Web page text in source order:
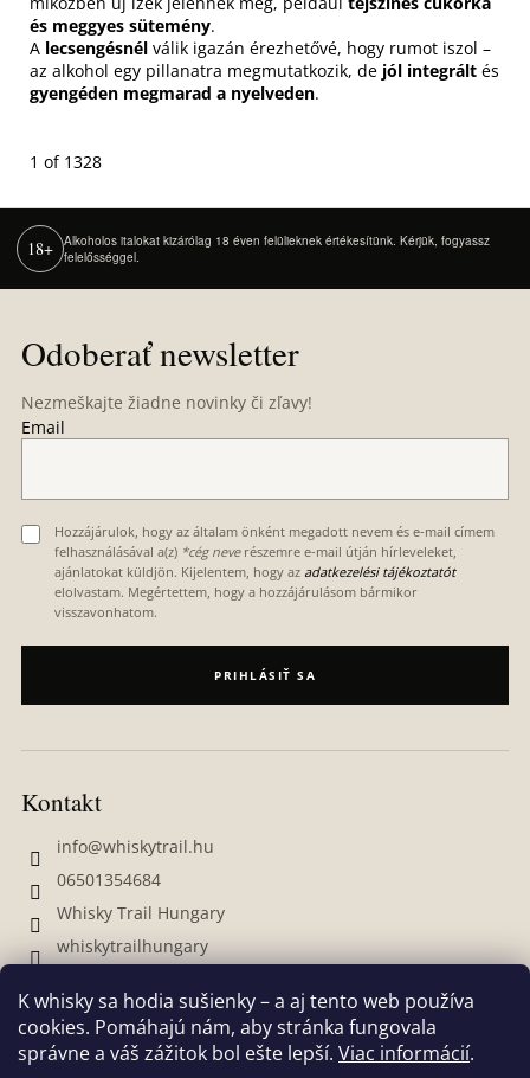
K whisky sa hodia sušienky – a aj tento web používa
cookies. Pomáhajú nám, aby stránka fungovala
správne a váš zážitok bol ešte lepší. Viac informácií.
és meggyes sütemény.
A lecsengésnél válik igazán érezhetővé, hogy rumot iszol –
az alkohol egy pillanatra megmutatkozik, de jól integrált és
gyengéden megmarad a nyelveden.
1 of 1328
18+
Alkoholos italokat kizárólag 18 éven felülieknek értékesítünk. Kérjük, fogyassz
felelősséggel.
Odoberať newsletter
Nezmeškajte žiadne novinky či zľavy!
Email
Hozzájárulok, hogy az általam önként megadott nevem és e-mail címem
felhasználásával a(z) *cég neverészemre e-mail útján hírleveleket,
ajánlatokat küldjön. Kijelentem, hogy az adatkezelési tájékoztatót
elolvastam. Megértettem, hogy a hozzájárulásom bármikor
visszavonhatom.
PRIHLÁSIŤ SA
Kontakt
info@whiskytrail.hu
06501354684
Whisky Trail Hungary
whiskytrailhungary